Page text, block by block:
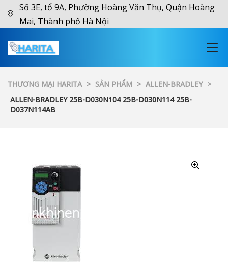
Số 3E, tổ 9A, Phường Hoàng Văn Thụ, Quận Hoàng
Mai, Thành phố Hà Nội
THƯƠNG MẠI HARITA > SẢN PHẨM > ALLEN-BRADLEY >
ALLEN-BRADLEY 25B-D030N104 25B-D030N114 25B-
D037N114AB